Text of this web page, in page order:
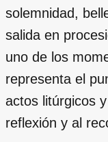
solemnidad,
salida en
uno de los
representa el
actos litúrgicos
reflexión y al